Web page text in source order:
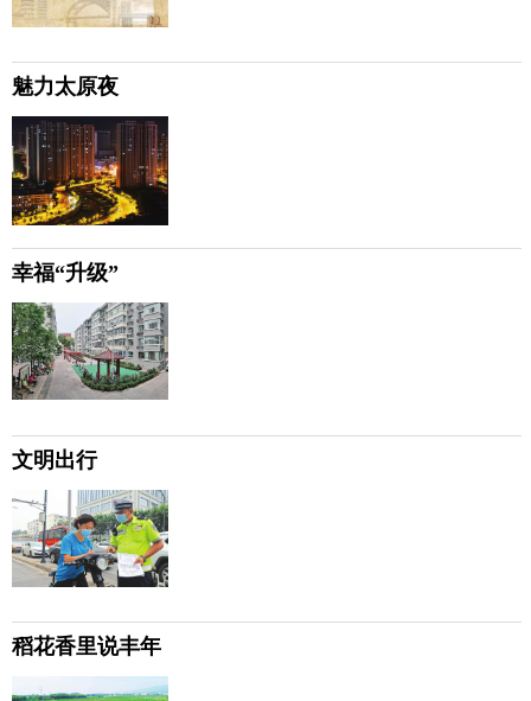
魅力太原夜
幸福“升级”
文明出行
稻花香里说丰年